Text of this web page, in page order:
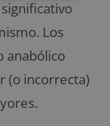
Los
anabólico
(o incorrecta)